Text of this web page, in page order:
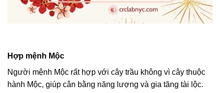
Hợp mệnh Mộc
Người mệnh Mộc rất hợp với cây trầu không vì cây thuộc
hành Mộc, giúp cân bằng năng lượng và gia tăng tài lộc.